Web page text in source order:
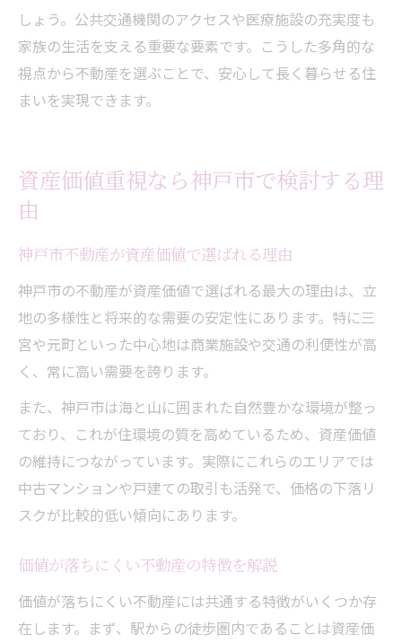
しょう。公共交通機関のアクセスや医療施設の充実度も
家族の生活を支える重要な要素です。こうした多角的な
視点から不動産を選ぶことで、安心して長く暮らせる住
まいを実現できます。
資産価値重視なら神戸市で検討する理
由
神戸市不動産が資産価値で選ばれる理由
神戸市の不動産が資産価値で選ばれる最大の理由は、立
地の多様性と将来的な需要の安定性にあります。特に三
宮や元町といった中心地は商業施設や交通の利便性が高
く、常に高い需要を誇ります。
また、神戸市は海と山に囲まれた自然豊かな環境が整っ
ており、これが住環境の質を高めているため、資産価値
の維持につながっています。実際にこれらのエリアでは
中古マンションや戸建ての取引も活発で、価格の下落リ
スクが比較的低い傾向にあります。
価値が落ちにくい不動産の特徴を解説
価値が落ちにくい不動産には共通する特徴がいくつか存
在します。まず、駅からの徒歩圏内であることは資産価